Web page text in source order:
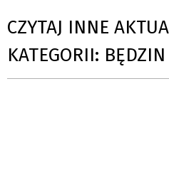
CZYTAJ INNE
KATEGORII: BĘDZIN